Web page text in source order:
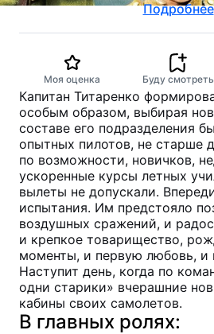
Подробнее
Моя оценка Буду смотреть
Капитан Титаренко
особым образом, выбирая
составе его подразделения
опытных пилотов, не старше
по возможности, новичков,
ускоренные курсы летных
вылеты не допускали.
испытания. Им предстояло
воздушных сражений, и
и крепкое товарищество,
моменты, и первую любовь, и
Наступит день, когда по
одни старики» вчерашние
кабины своих самолетов.
В главных ролях: